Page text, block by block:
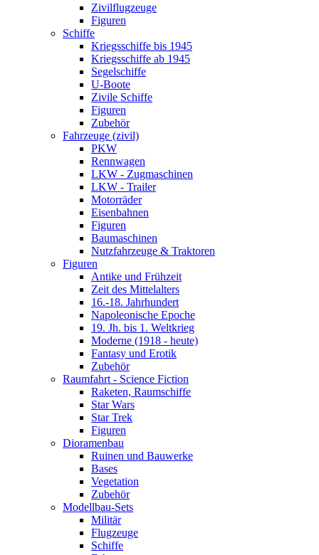
Zivilflugzeuge
Figuren
Schiffe
Kriegsschiffe bis 1945
Kriegsschiffe ab 1945
Segelschiffe
U-Boote
Zivile Schiffe
Figuren
Zubehör
Fahrzeuge (zivil)
PKW
Rennwagen
LKW - Zugmaschinen
LKW - Trailer
Motorräder
Eisenbahnen
Figuren
Baumaschinen
Nutzfahrzeuge & Traktoren
Figuren
Antike und Frühzeit
Zeit des Mittelalters
16.-18. Jahrhundert
Napoleonische Epoche
19. Jh. bis 1. Weltkrieg
Moderne (1918 - heute)
Fantasy und Erotik
Zubehör
Raumfahrt - Science Fiction
Raketen, Raumschiffe
Star Wars
Star Trek
Figuren
Dioramenbau
Ruinen und Bauwerke
Bases
Vegetation
Zubehör
Modellbau-Sets
Militär
Flugzeuge
Schiffe